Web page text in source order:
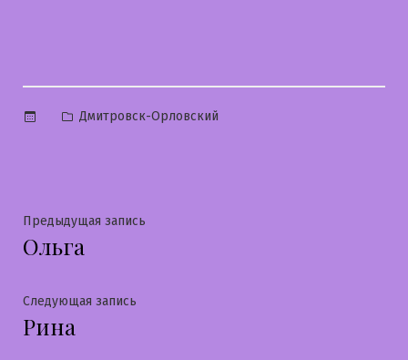
Опубликовано
Дмитровск-Орловский
Навигация
по
записям
Предыдущая запись
Ольга
Следующая запись
Рина